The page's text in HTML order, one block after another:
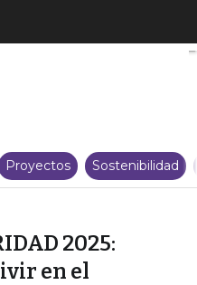
Proyectos Sostenibilidad
2025:
en el